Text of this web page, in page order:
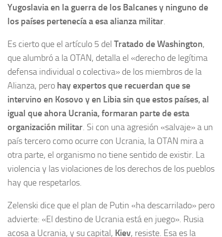
Yugoslavia en la guerra de los Balcanes y ninguno de
los países pertenecía a esa alianza militar.
Es cierto que el artículo 5 del Tratado de Washington,
que alumbró a la OTAN, detalla el «derecho de legítima
defensa individual o colectiva» de los miembros de la
Alianza, pero hay expertos que recuerdan que se
intervino en Kosovo y en Libia sin que estos países, al
igual que ahora Ucrania, formaran parte de esta
organización militar. Si con una agresión «salvaje» a un
país tercero como ocurre con Ucrania, la OTAN mira a
otra parte, el organismo no tiene sentido de existir. La
violencia y las violaciones de los derechos de los pueblos
hay que respetarlos.
Zelenski dice que el plan de Putin «ha descarrilado» pero
advierte: «El destino de Ucrania está en juego». Rusia
acosa a Ucrania, y su capital, Kiev, resiste. Esa es la